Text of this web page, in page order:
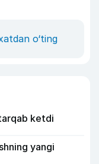
o‘ting
ketdi
yangi